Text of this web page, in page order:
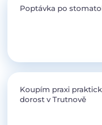
Poptávka po
Koupím praxi
dorost v Trutnově